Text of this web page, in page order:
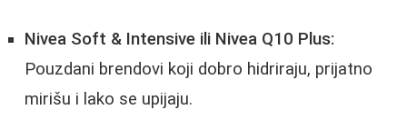
Nivea Soft & Intensive ili Nivea Q10 Plus:
Pouzdani brendovi koji dobro hidriraju, prijatno
mirišu i lako se upijaju.